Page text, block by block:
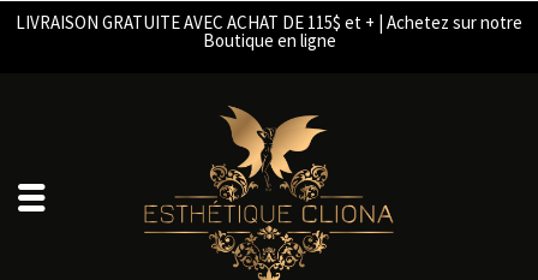
LIVRAISON GRATUITE AVEC ACHAT DE 115$ et + | Achetez sur notre
Boutique en ligne